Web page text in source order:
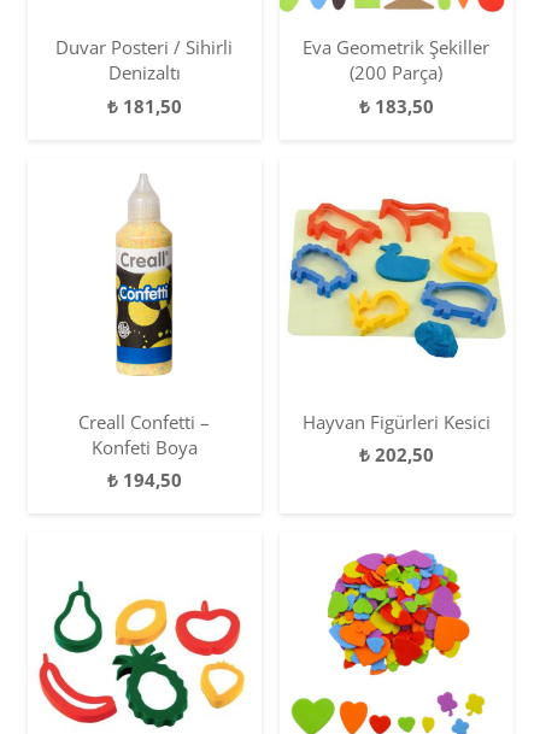
Duvar Posteri / Sihirli
Denizaltı
₺181,50
Eva Geometrik Şekiller
(200 Parça)
₺183,50
Creall Confetti –
Konfeti Boya
₺194,50
Hayvan Figürleri Kesici
₺202,50